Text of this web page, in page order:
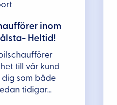
inom
Heltid!
till vår kund
dig som både
tidigar...